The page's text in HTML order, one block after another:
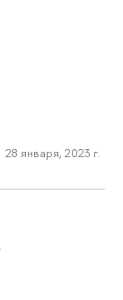
28 января, 2023 г.